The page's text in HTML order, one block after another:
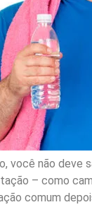
você não deve
– como
comum